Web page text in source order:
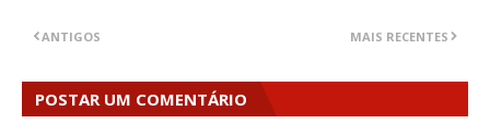
MAIS RECENTES
ANTIGOS
POSTAR UM COMENTÁRIO